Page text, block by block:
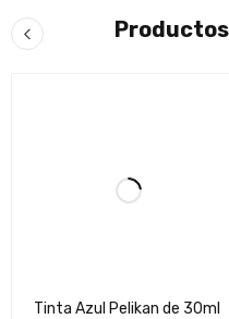
Tinta Azul Pelikan de 30ml